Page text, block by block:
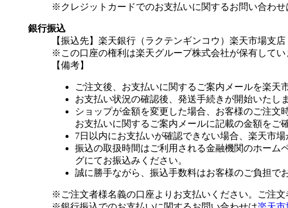
※クレジットカードでのお支払いに関するお問い合わせ
銀行振込
【振込先】楽天銀行（ラクテンギンコウ）楽天市場支
※この口座の権利は楽天グループ株式会社が保有してい
【備考】
ご注文後、お支払いに関するご案内メールを楽天
お支払い状況の確認後、発送手続きが開始いたしま
ショップが金額を変更した場合、お客様のご注文
お支払いに関するご案内メールに記載の金額をご
7日以内にお支払いが確認できない場合、楽天市
振込の取扱時間はご利用される金融機関のホーム
グにてお振込みください。
誠に勝手ながら、振込手数料はお客様のご負担で
※ご注文者様名義の口座よりお支払いください。ご注